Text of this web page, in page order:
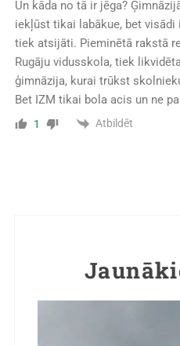
Un kāda no tā ir jēga?
iekļūst tikai labākue, bet
tiek atsijāti. Pieminētā rakstā
Rugāju vidusskola, tiek
ģimnāzija, kurai trūkst
Bet IZM tikai bola acis un ne
1 Atbildēt